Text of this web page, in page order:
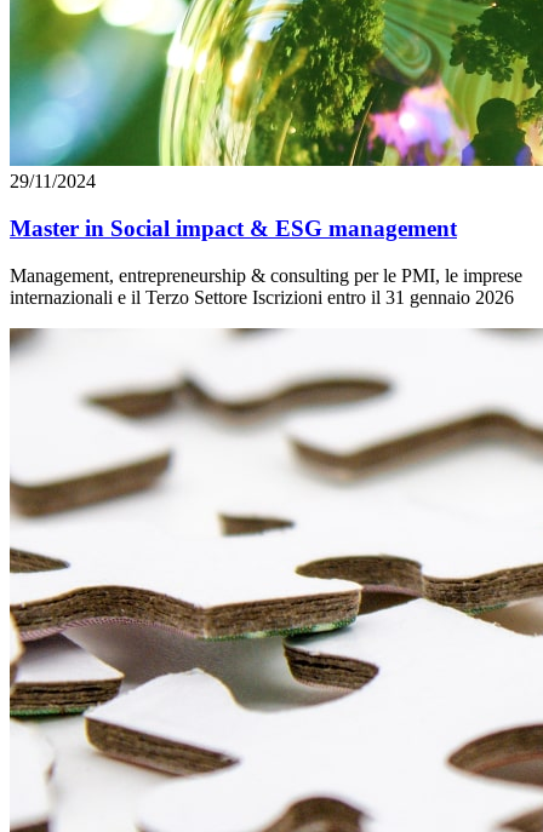
29/11/2024
Master in Social impact & ESG management
Management, entrepreneurship & consulting per le PMI, le imprese
internazionali e il Terzo Settore Iscrizioni entro il 31 gennaio 2026